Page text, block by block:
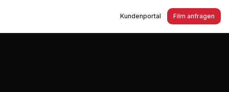
Kundenportal Film anfragen